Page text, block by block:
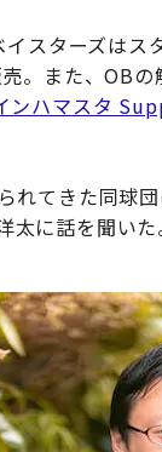
スターズは
。また、OB
ンハマスタ
れてきた同球
に話を聞いた